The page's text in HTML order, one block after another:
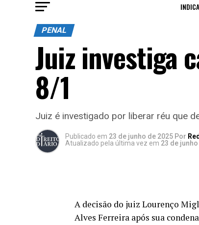
PENAL
Juiz investiga
8/1
Juiz é investigado por liberar réu que
Publicado em 23 de junho de 2025 Por
Atualizado pela última vez em 23 de
A decisão do juiz Lourenço
Alves Ferreira após sua